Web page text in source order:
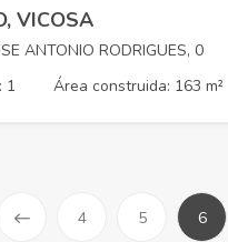
VICOSA
ANTONIO RODRIGUES, 0
1
Área construida: 163 m²
4 5 6